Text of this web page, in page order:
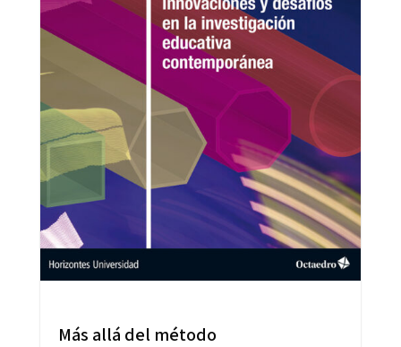
Más allá del método